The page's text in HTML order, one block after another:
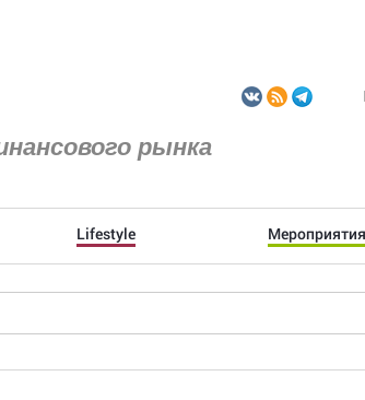
рынка
Lifestyle Мероприятия